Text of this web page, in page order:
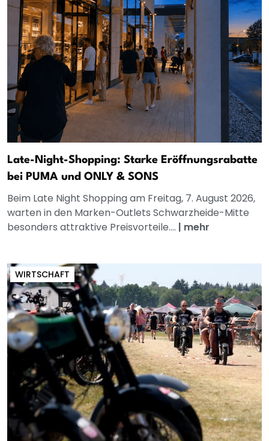
Late-Night-Shopping: Starke Eröffnungsrabatte
bei PUMA und ONLY & SONS
Beim Late Night Shopping am Freitag, 7. August 2026,
warten in den Marken-Outlets Schwarzheide-Mitte
besonders attraktive Preisvorteile.... | mehr
WIRTSCHAFT